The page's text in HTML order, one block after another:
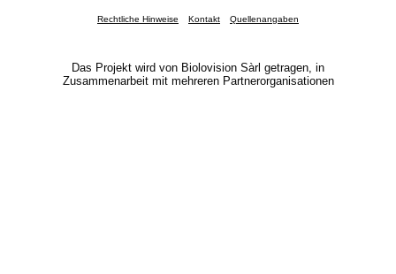
Rechtliche Hinweise Kontakt Quellenangaben
Das Projekt wird von Biolovision Sàrl getragen, in
Zusammenarbeit mit mehreren Partnerorganisationen